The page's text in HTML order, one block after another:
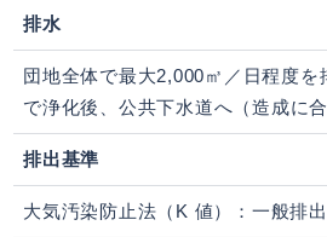
排水
団地全体で最大2,000㎥／日程度を
で浄化後、公共下水道へ（造成に
排出基準
大気汚染防止法（K 値）：一般排